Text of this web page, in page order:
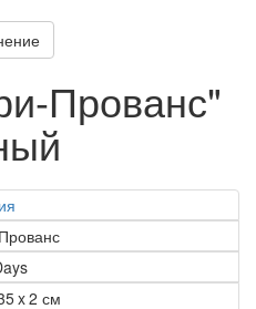
Прованс"
x 2 см